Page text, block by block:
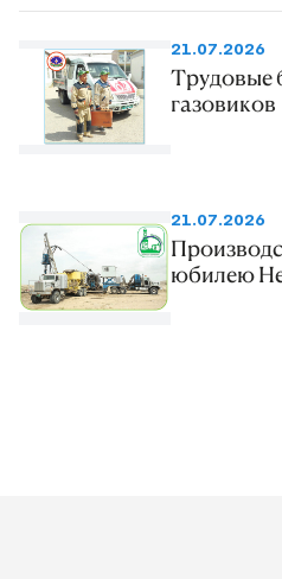
21.07.2026
Трудовые
газовиков
21.07.2026
юбилею